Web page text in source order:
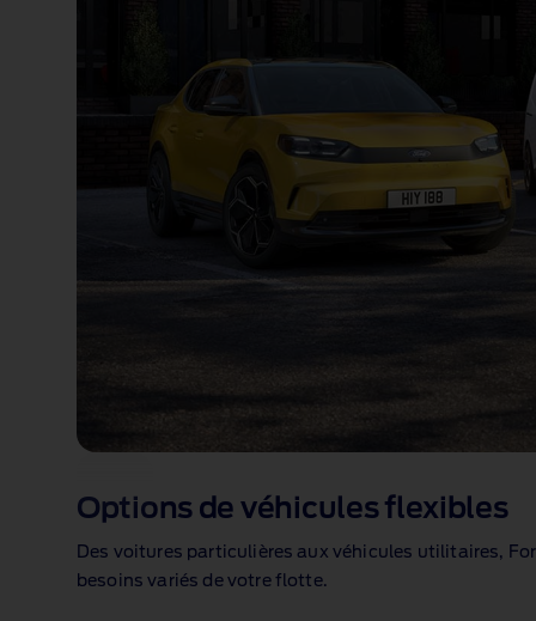
Options de véhicules flexibles
Des voitures particulières aux véhicules utilitaires,
besoins variés de votre flotte.